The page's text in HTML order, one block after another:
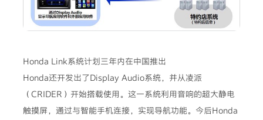
Honda Link系统计划三年内在中国推出
Honda还开发出了Display Audio系统，并从凌派
（CRIDER）开始搭载使用。这一系统利用音响的超大静电
触摸屏，通过与智能手机连接，实现导航功能。今后Honda